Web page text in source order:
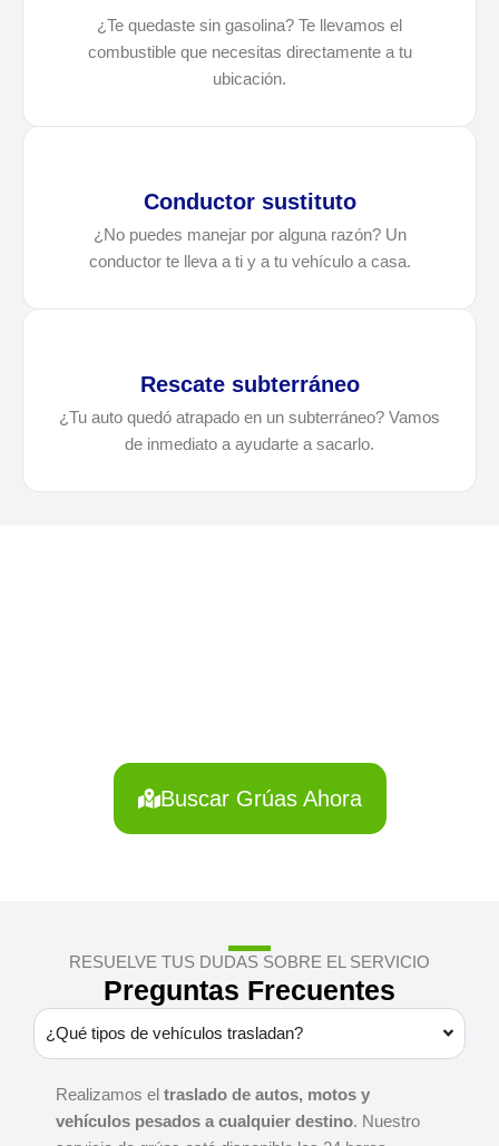
¿Te quedaste sin gasolina? Te llevamos el
combustible que necesitas directamente a tu
ubicación.
Conductor sustituto
¿No puedes manejar por alguna razón? Un
conductor te lleva a ti y a tu vehículo a casa.
Rescate subterráneo
¿Tu auto quedó atrapado en un subterráneo? Vamos
de inmediato a ayudarte a sacarlo.
Buscar Grúas Ahora
RESUELVE TUS DUDAS SOBRE EL SERVICIO
Preguntas Frecuentes
¿Qué tipos de vehículos trasladan?
Realizamos el traslado de autos, motos y
vehículos pesados a cualquier destino. Nuestro